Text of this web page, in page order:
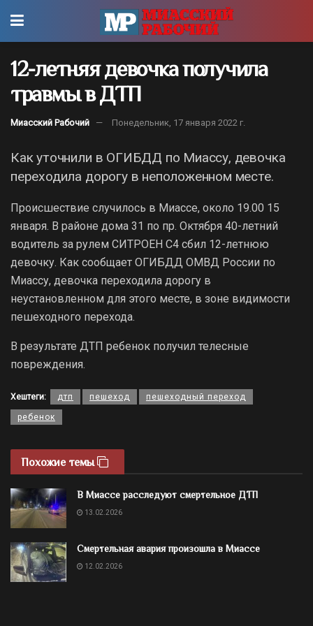
12-летняя девочка получила
травмы в ДТП
Миасский Рабочий Понедельник, 17 января 2022 г.
Как уточнили в ОГИБДД по Миассу, девочка
переходила дорогу в неположенном месте.
Происшествие случилось в Миассе, около 19.00 15
января. В районе дома 31 по пр. Октября 40-летний
водитель за рулем СИТРОЕН С4 сбил 12-летнюю
девочку. Как сообщает ОГИБДД ОМВД России по
Миассу, девочка переходила дорогу в
неустановленном для этого месте, в зоне видимости
пешеходного перехода.
В результате ДТП ребенок получил телесные
повреждения.
Хештеги: дтп пешеход пешеходный переход
ребенок
Похожие темы
В Миассе расследуют смертельное ДТП
13.02.2026
Смертельная авария произошла в Миассе
12.02.2026